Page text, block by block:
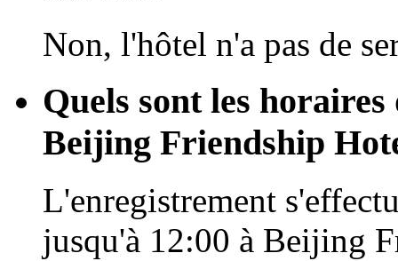
Non, l'hôtel n'a pas de
Quels sont les
Beijing Friendship
L'enregistrement
jusqu'à 12:00 à Beijing